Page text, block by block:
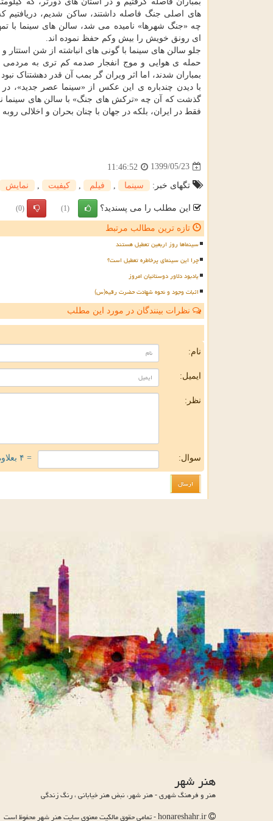
های اصلی جنگ فاصله داشتند، ساکن شدیم، دریافتیم
چه «جنگ شهرها» نامیده می شد، سالن های سینما با
ای رونق خویش را بیش وکم حفظ نموده اند.
جلو سالن های سینما با گونی های انباشته از شن
حمله ی هوایی و موج انفجار صدمه کم تری به مردمی
بمباران شدند، اما اثر ویران گر بمب آن قدر دهشتناک
فقط در ایران، بلکه در جهان با چنان بحران و اخلالی
1399/05/23
11:46:52
تگهای خبر:
سینما فیلم كیفیت نمایش
این مطلب را می پسندید؟ (1)
(0)
تازه ترین مطالب مرتبط
سینماها روز اربعین تعطیل هستند
چرا این سینمای پرخاطره تعطیل است؟
یادبود دلاور دوستانیان امروز
اثبات وجود و نحوه شهادت حضرت رقیه(س)
نظرات بینندگان در مورد این مطلب
نام:
ایمیل:
نظر:
سوال: = ۴ بعلاوه ۳
هنر شهر
هنر و فرهنگ شهری - هنر شهر، نبض هنر خیابانی ، رنگ زندگی